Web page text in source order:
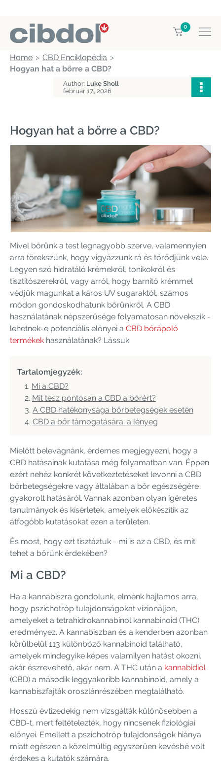
0
Home
CBD Enciklopédia
Hogyan hat a bőrre a CBD?
Author: Luke Sholl
február 17., 2026
Hogyan hat a bőrre a CBD?
Mivel bőrünk a test legnagyobb szerve, valamennyien
arra törekszünk, hogy vigyázzunk rá és törődjünk vele.
Legyen szó hidratáló krémekről, tonikokról és
tisztítószerekről, vagy arról, hogy barnító krémmel
védjük magunkat a káros UV sugaraktól, számos
módon gondoskodhatunk bőrünkről. A CBD
használatának népszerűsége folyamatosan növekszik -
lehetnek-e potenciális előnyei a CBD bőrápoló
termékek használatának? Lássuk.
Tartalomjegyzék:
Mi a CBD?
Mit tesz pontosan a CBD a bőrért?
A CBD hatékonysága bőrbetegségek esetén
CBD a bőr támogatására: a lényeg
Mielőtt belevágnánk, érdemes megjegyezni, hogy a
CBD hatásainak kutatása még folyamatban van. Éppen
ezért nehéz konkrét következtetéseket levonni a CBD
bőrbetegségekre vagy általában a bőr egészségére
gyakorolt ​​hatásáról. Vannak azonban olyan ígéretes
tanulmányok és kísérletek, amelyek előkészítik az
átfogóbb kutatásokat ezen a területen.
És most, hogy ezt tisztáztuk - mi is az a CBD, és mit
tehet a bőrünk érdekében?
Mi a CBD?
Ha a kannabiszra gondolunk, elménk hajlamos arra,
hogy pszichotróp tulajdonságokat vízionáljon,
amelyeket a tetrahidrokannabinol kannabinoid (THC)
eredményez. A kannabiszban és a kenderben azonban
körülbelül 113 különböző kannabinoid található,
amelyek mindegyike képes valamilyen hatást okozni,
akár észrevehető, akár nem. A THC után a kannabidiol
(CBD) a második leggyakoribb kannabinoid, amely a
kannabiszfajták oroszlánrészében megtalálható.
Hosszú évtizedekig nem vizsgálták különösebben a
CBD-t, mert feltételezték, hogy nincsenek fiziológiai
előnyei. Emellett a pszichotróp tulajdonságok hiánya
miatt egészen a közelmúltig egyszerűen kevésbé volt
érdekes a kutatók számára.